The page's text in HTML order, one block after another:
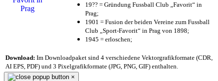
19?? = Gründung Fussball Club „Favorit“ in
Prag;
1901 = Fusion der beiden Vereine zum Fussball
Club „Sport-Favorit“ in Prag von 1898;
1945 = erloschen;
Download: Im Downloadpaket sind 4 verschiedene Vektorgrafikformate (CDR,
AI EPS, PDF) und 3 Pixelgrafikformate (JPG, PNG, GIF) enthalten.
×